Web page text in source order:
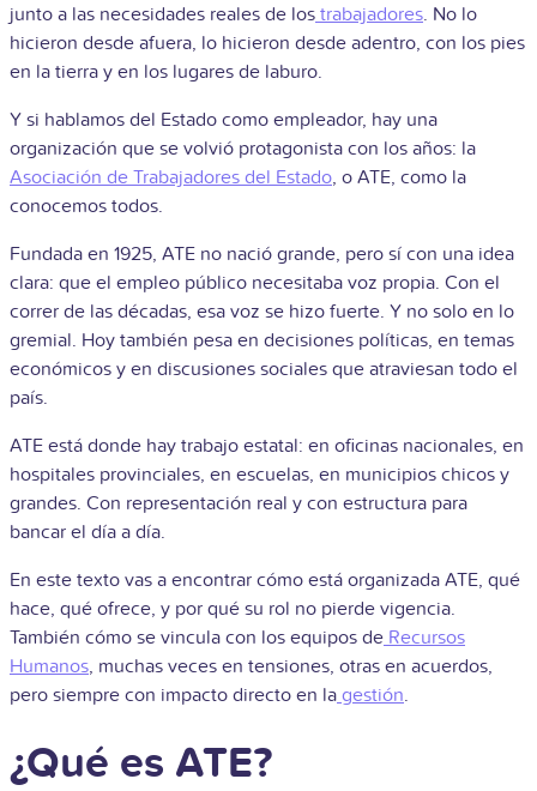
junto a las necesidades reales de los trabajadores. No lo
hicieron desde afuera, lo hicieron desde adentro, con los pies
en la tierra y en los lugares de laburo.
Y si hablamos del Estado como empleador, hay una
organización que se volvió protagonista con los años: la
Asociación de Trabajadores del Estado, o ATE, como la
conocemos todos.
Fundada en 1925, ATE no nació grande, pero sí con una idea
clara: que el empleo público necesitaba voz propia. Con el
correr de las décadas, esa voz se hizo fuerte. Y no solo en lo
gremial. Hoy también pesa en decisiones políticas, en temas
económicos y en discusiones sociales que atraviesan todo el
país.
ATE está donde hay trabajo estatal: en oficinas nacionales, en
hospitales provinciales, en escuelas, en municipios chicos y
grandes. Con representación real y con estructura para
bancar el día a día.
En este texto vas a encontrar cómo está organizada ATE, qué
hace, qué ofrece, y por qué su rol no pierde vigencia.
También cómo se vincula con los equipos de Recursos
Humanos, muchas veces en tensiones, otras en acuerdos,
pero siempre con impacto directo en la gestión.
¿Qué es ATE?